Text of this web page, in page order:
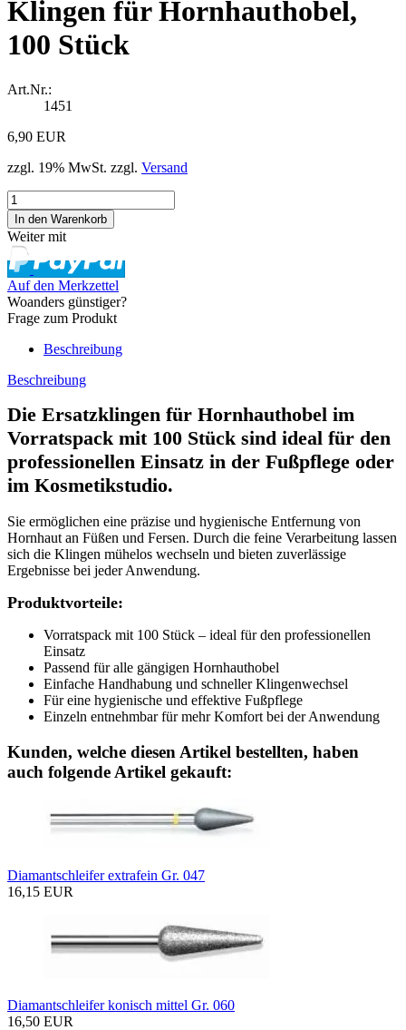
Klingen für Hornhauthobel,
100 Stück
Art.Nr.:
1451
6,90 EUR
zzgl. 19% MwSt. zzgl. Versand
Weiter mit
Auf den Merkzettel
Woanders günstiger?
Frage zum Produkt
Beschreibung
Beschreibung
Die Ersatzklingen für Hornhauthobel im
Vorratspack mit 100 Stück sind ideal für den
professionellen Einsatz in der Fußpflege oder
im Kosmetikstudio.
Sie ermöglichen eine präzise und hygienische Entfernung von
Hornhaut an Füßen und Fersen. Durch die feine Verarbeitung lassen
sich die Klingen mühelos wechseln und bieten zuverlässige
Ergebnisse bei jeder Anwendung.
Produktvorteile:
Vorratspack mit 100 Stück – ideal für den professionellen
Einsatz
Passend für alle gängigen Hornhauthobel
Einfache Handhabung und schneller Klingenwechsel
Für eine hygienische und effektive Fußpflege
Einzeln entnehmbar für mehr Komfort bei der Anwendung
Kunden, welche diesen Artikel bestellten, haben
auch folgende Artikel gekauft:
Diamantschleifer extrafein Gr. 047
16,15 EUR
Diamantschleifer konisch mittel Gr. 060
16,50 EUR